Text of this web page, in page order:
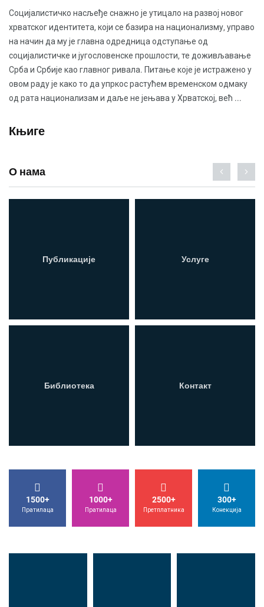
Социјалистичко насљеђе снажно је утицало на развој новог
хрватског идентитета, који се базира на национализму, управо
на начин да му је главна одредница одступање од
социјалистичке и југословенске прошлости, те доживљавање
Срба и Србије као главног ривала. Питање које је истражено у
овом раду је како то да упркос растућем временском одмаку
од рата национализам и даље не јењава у Хрватској, већ ...
Књиге
О нама
Публикације Услуге
Библиотека Контакт
1500+
Пратилаца
1000+
Пратилаца
2500+
Претплатника
300+
Конекција